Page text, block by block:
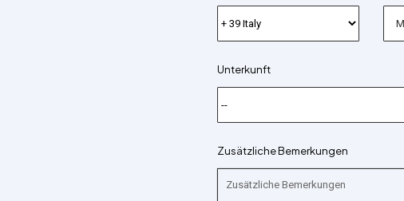
Unterkunft
Zusätzliche Bemerkungen